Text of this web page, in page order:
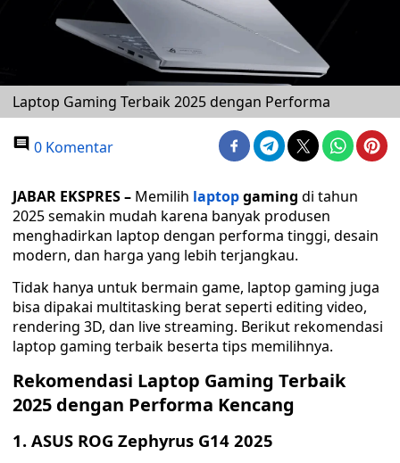
Laptop Gaming Terbaik 2025 dengan Performa
0 Komentar
JABAR EKSPRES – Memilih laptopgaming di tahun
2025 semakin mudah karena banyak produsen
menghadirkan laptop dengan performa tinggi, desain
modern, dan harga yang lebih terjangkau.
Tidak hanya untuk bermain game, laptop gaming juga
bisa dipakai multitasking berat seperti editing video,
rendering 3D, dan live streaming. Berikut rekomendasi
laptop gaming terbaik beserta tips memilihnya.
Rekomendasi Laptop Gaming Terbaik
2025 dengan Performa Kencang
1. ASUS ROG Zephyrus G14 2025